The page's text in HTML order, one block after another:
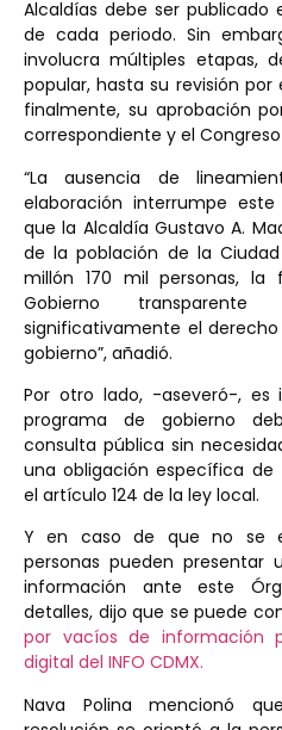
Alcaldías debe ser publicado
de cada periodo. Sin
involucra múltiples etapas,
popular, hasta su revisión
finalmente, su aprobación
correspondiente y el
“La ausencia de
elaboración interrumpe este
que la Alcaldía Gustavo A.
de la población de la
millón 170 mil personas,
Gobierno
significativamente el
gobierno”, añadió.
Por otro lado, -aseveró-, es
programa de gobierno
consulta pública sin
una obligación específica de
el artículo 124 de la ley local.
Y en caso de que no se
personas pueden
información ante este
detalles, dijo que se puede
por vacíos de información
digital del INFO CDMX.
Nava Polina mencionó